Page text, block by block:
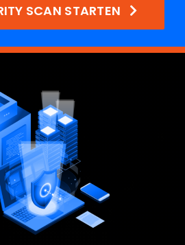
SCAN STARTEN